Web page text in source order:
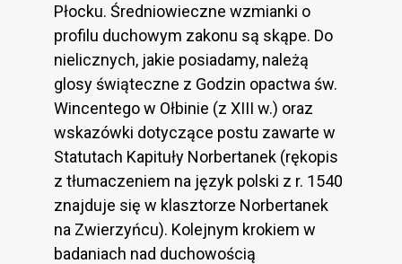
Płocku. Średniowieczne wzmianki o
profilu duchowym zakonu są skąpe. Do
nielicznych, jakie posiadamy, należą
glosy świąteczne z Godzin opactwa św.
Wincentego w Ołbinie (z XIII w.) oraz
wskazówki dotyczące postu zawarte w
Statutach Kapituły Norbertanek (rękopis
z tłumaczeniem na język polski z r. 1540
znajduje się w klasztorze Norbertanek
na Zwierzyńcu). Kolejnym krokiem w
badaniach nad duchowością